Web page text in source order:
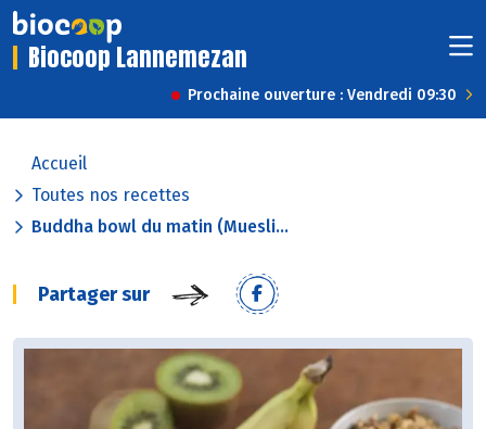
Biocoop Lannemezan
Prochaine ouverture : Vendredi 09:30
Accueil
Toutes nos recettes
Buddha bowl du matin (Muesli...
Partager sur